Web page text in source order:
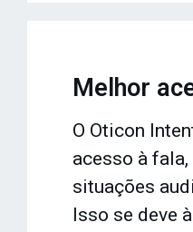
Melhor
O Oticon
acesso à
situações
Isso se deve